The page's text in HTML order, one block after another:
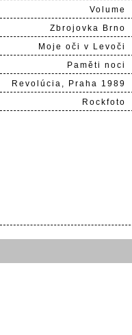
Volume
Zbrojovka Brno
Moje oči v Levoči
Paměti noci
Revolúcia, Praha 1989
Rockfoto